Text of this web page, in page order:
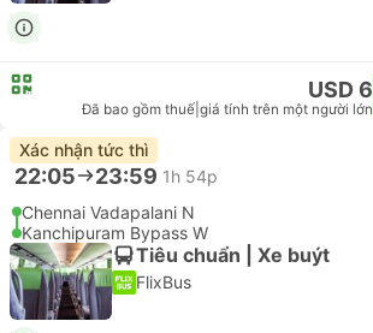
USD 6
Đã bao gồm thuế giá tính trên một người lớn
Xác nhận tức thì
22:05 23:59 1h 54p
Chennai Vadapalani N
Kanchipuram Bypass W
Tiêu chuẩn | Xe buýt
FlixBus